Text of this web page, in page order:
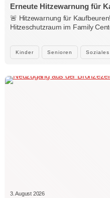
Kinder Senioren Soziales
Erneute Hitzewarnung für
🚨 Hitzewarnung für
Hitzeschutzraum im Family
3. August 2026